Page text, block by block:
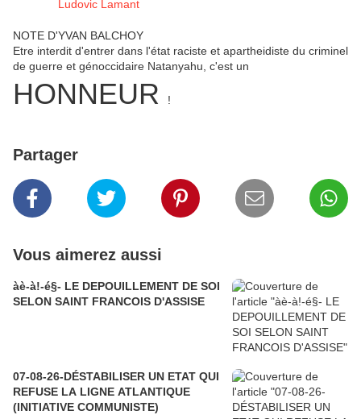
Ludovic Lamant
NOTE D'YVAN BALCHOY
Etre interdit d'entrer dans l'état raciste et apartheidiste du criminel
de guerre et génoccidaire Natanyahu, c'est un
HONNEUR !
Partager
Vous aimerez aussi
àè-à!-é§- LE DEPOUILLEMENT DE SOI
SELON SAINT FRANCOIS D'ASSISE
07-08-26-DÉSTABILISER UN ETAT QUI
REFUSE LA LIGNE ATLANTIQUE
(INITIATIVE COMMUNISTE)